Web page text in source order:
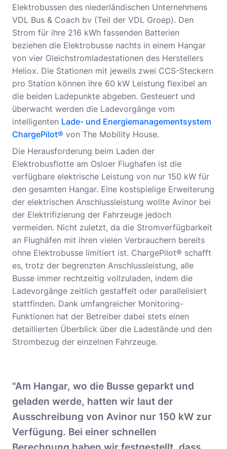
Elektrobussen des niederländischen Unternehmens
VDL Bus & Coach bv (Teil der VDL Groep). Den
Strom für ihre 216 kWh fassenden Batterien
beziehen die Elektrobusse nachts in einem Hangar
von vier Gleichstromladestationen des Herstellers
Heliox. Die Stationen mit jeweils zwei CCS-Steckern
pro Station können ihre 60 kW Leistung flexibel an
die beiden Ladepunkte abgeben. Gesteuert und
überwacht werden die Ladevorgänge vom
intelligenten Lade- und Energiemanagementsystem
ChargePilot® von The Mobility House.
Die Herausforderung beim Laden der
Elektrobusflotte am Osloer Flughafen ist die
verfügbare elektrische Leistung von nur 150 kW für
den gesamten Hangar. Eine kostspielige Erweiterung
der elektrischen Anschlussleistung wollte Avinor bei
der Elektrifizierung der Fahrzeuge jedoch
vermeiden. Nicht zuletzt, da die Stromverfügbarkeit
an Flughäfen mit ihren vielen Verbrauchern bereits
ohne Elektrobusse limitiert ist. ChargePilot® schafft
es, trotz der begrenzten Anschlussleistung, alle
Busse immer rechtzeitig vollzuladen, indem die
Ladevorgänge zeitlich gestaffelt oder parallelisiert
stattfinden. Dank umfangreicher Monitoring-
Funktionen hat der Betreiber dabei stets einen
detaillierten Überblick über die Ladestände und den
Strombezug der einzelnen Fahrzeuge.
"Am Hangar, wo die Busse geparkt und
geladen werde, hatten wir laut der
Ausschreibung von Avinor nur 150 kW zur
Verfügung. Bei einer schnellen